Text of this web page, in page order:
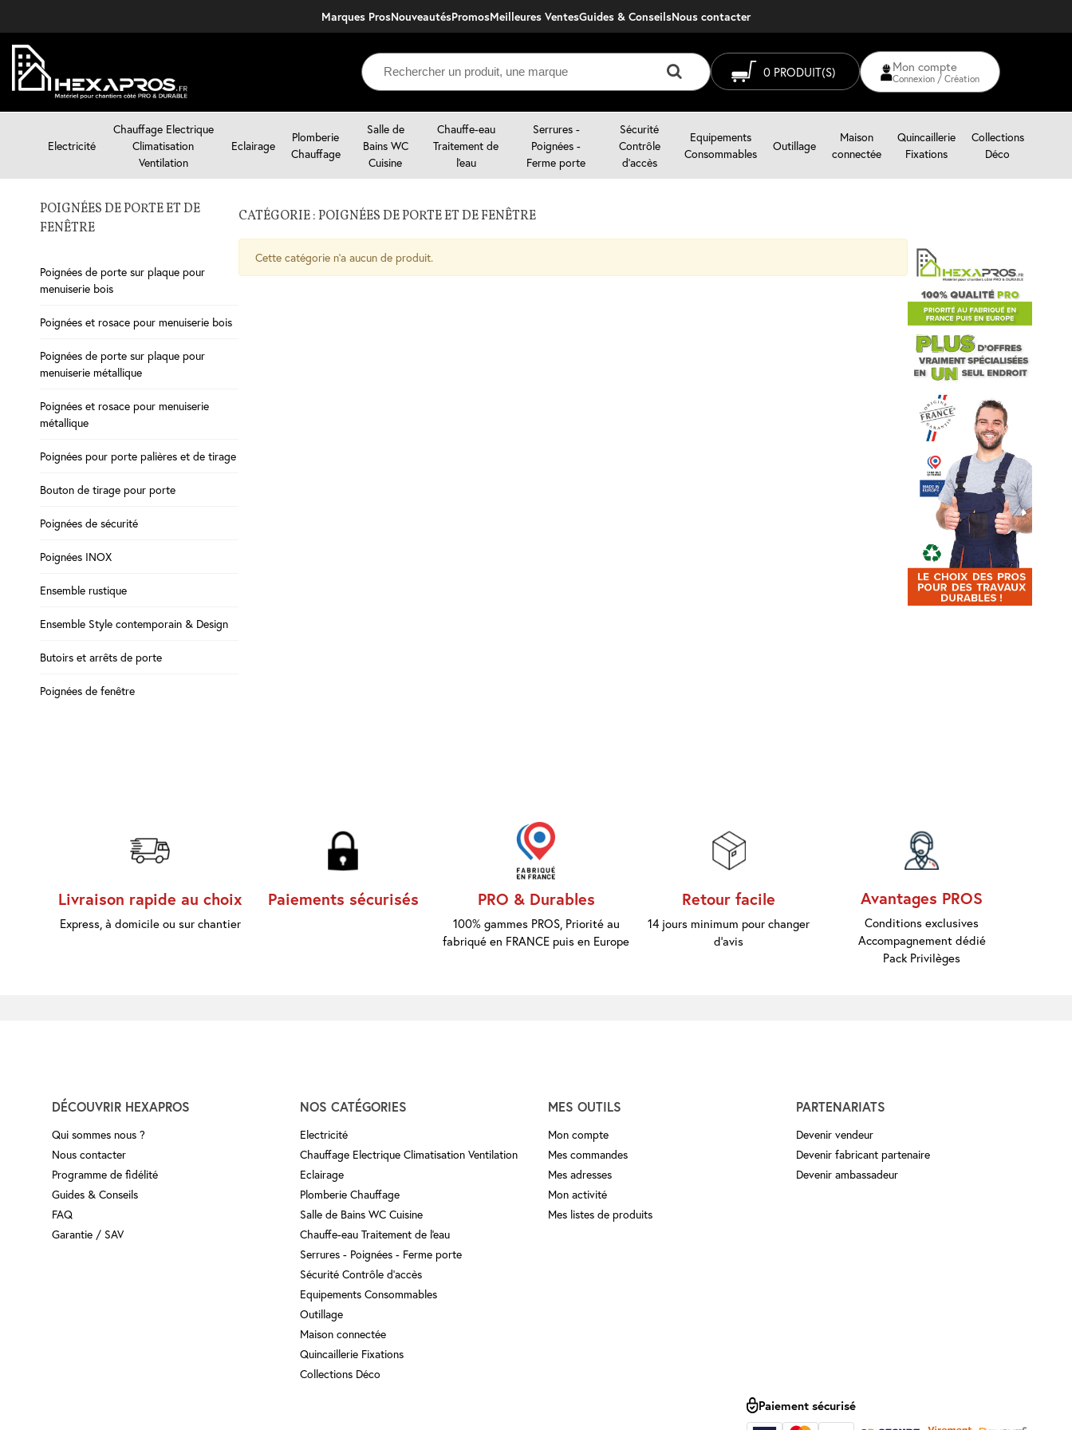
Marques ProsNouveautésPromosMeilleures VentesGuides & Conseils nous contacter
0 PRODUIT(S) Mon compte
Connexion / Création
Electricité
Chauffage Electrique
Climatisation
Ventilation
Eclairage
Plomberie
Chauffage
Salle de
Bains WC
Cuisine
Chauffe-eau
Traitement de
l'eau
Serrures -
Poignées -
Ferme porte
Sécurité
Contrôle
d'accès
Equipements
Consommables
Outillage
Maison
connectée
Quincaillerie
Fixations
Collections
Déco
POIGNÉES DE PORTE ET DE
FENÊTRE
Poignées de porte sur plaque pour
menuiserie bois
Poignées et rosace pour menuiserie bois
Poignées de porte sur plaque pour
menuiserie métallique
Poignées et rosace pour menuiserie
métallique
Poignées pour porte palières et de tirage
Bouton de tirage pour porte
Poignées de sécurité
Poignées INOX
Ensemble rustique
Ensemble Style contemporain & Design
Butoirs et arrêts de porte
Poignées de fenêtre
CATÉGORIE : POIGNÉES DE PORTE ET DE FENÊTRE
Cette catégorie n'a aucun de produit.
Livraison rapide au choix
Express, à domicile ou sur chantier
Paiements sécurisés PRO & Durables
100% gammes PROS, Priorité au
fabriqué en FRANCE puis en Europe
Retour facile
14 jours minimum pour changer
d'avis
Avantages PROS
Conditions exclusives
Accompagnement dédié
Pack Privilèges
DÉCOUVRIR HEXAPROS
Qui sommes nous ?
Nous contacter
Programme de fidélité
Guides & Conseils
FAQ
Garantie / SAV
NOS CATÉGORIES
Electricité
Chauffage Electrique Climatisation Ventilation
Eclairage
Plomberie Chauffage
Salle de Bains WC Cuisine
Chauffe-eau Traitement de l'eau
Serrures - Poignées - Ferme porte
Sécurité Contrôle d'accès
Equipements Consommables
Outillage
Maison connectée
Quincaillerie Fixations
Collections Déco
MES OUTILS
Mon compte
Mes commandes
Mes adresses
Mon activité
Mes listes de produits
PARTENARIATS
Devenir vendeur
Devenir fabricant partenaire
Devenir ambassadeur
Paiement sécurisé